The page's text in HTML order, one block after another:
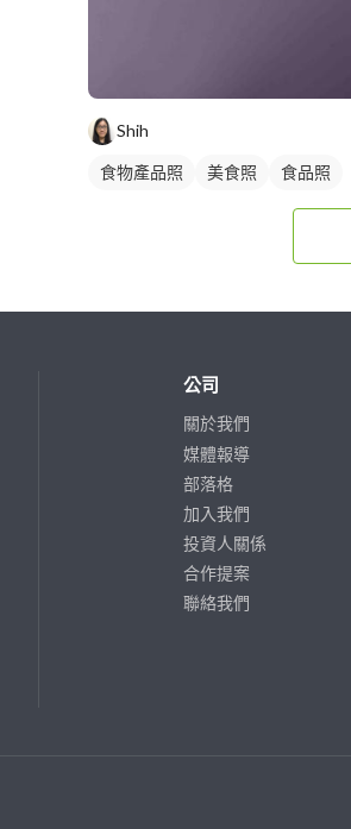
Shih
食物產品照 美食照 食品照
公司
關於我們
媒體報導
部落格
加入我們
投資人關係
合作提案
聯絡我們